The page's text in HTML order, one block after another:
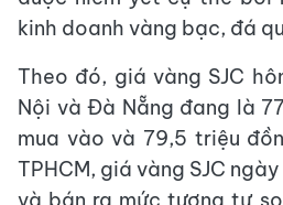
kinh doanh vàng bạc, đá
Theo đó, giá vàng SJC
Nội và Đà Nẵng đang là
mua vào và 79,5 triệu
TPHCM, giá vàng SJC
và bán ra mức tương tự